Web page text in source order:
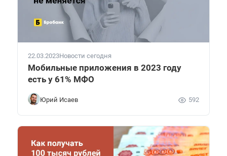
22.03.2023Новости сегодня
Мобильные приложения в 2023 году
есть у 61% МФО
Юрий Исаев 592